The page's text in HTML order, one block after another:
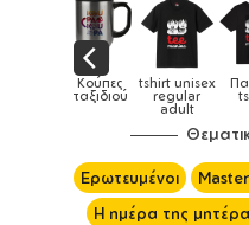
Drill
Καπέλα
Καπέλα
ενηλίκων
Ερωτευμένοι
Η ημέρα της